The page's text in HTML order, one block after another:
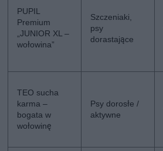
PUPIL
Premium
„JUNIOR XL –
wołowina”
Szczeniaki,
psy
dorastające
TEO sucha
karma –
bogata w
wołowinę
Psy dorosłe /
aktywne